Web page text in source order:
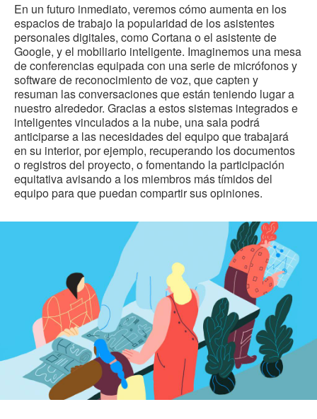
En un futuro inmediato, veremos cómo aumenta en los
espacios de trabajo la popularidad de los asistentes
personales digitales, como Cortana o el asistente de
Google, y el mobiliario inteligente. Imaginemos una mesa
de conferencias equipada con una serie de micrófonos y
software de reconocimiento de voz, que capten y
resuman las conversaciones que están teniendo lugar a
nuestro alrededor. Gracias a estos sistemas integrados e
inteligentes vinculados a la nube, una sala podrá
anticiparse a las necesidades del equipo que trabajará
en su interior, por ejemplo, recuperando los documentos
o registros del proyecto, o fomentando la participación
equitativa avisando a los miembros más tímidos del
equipo para que puedan compartir sus opiniones.